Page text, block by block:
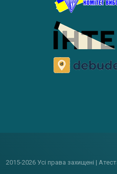
2015-2026 Усі права захищені |